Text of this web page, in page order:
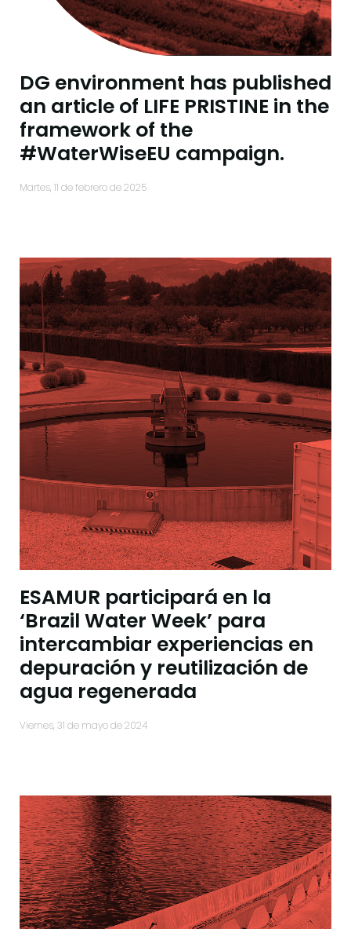
DG environment has published
an article of LIFE PRISTINE in the
framework of the
#WaterWiseEU campaign.
martes, 11 de febrero de 2025
ESAMUR participará en la
‘Brazil Water Week’ para
intercambiar experiencias en
depuración y reutilización de
agua regenerada
viernes, 31 de mayo de 2024